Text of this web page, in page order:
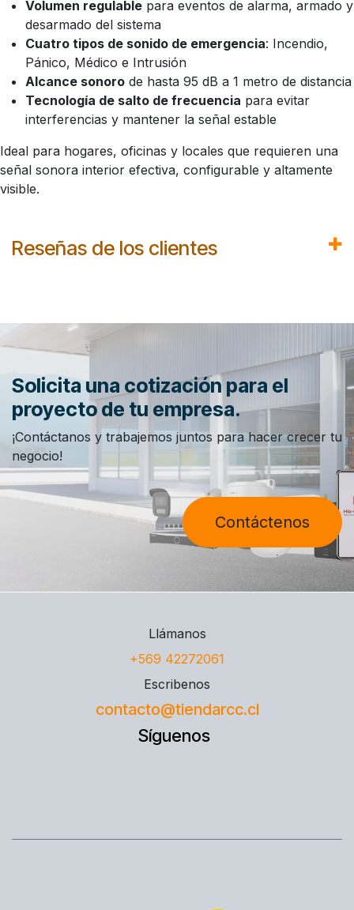
Volumen regulable para eventos de alarma, armado y
desarmado del sistema
Cuatro tipos de sonido de emergencia: Incendio,
Pánico, Médico e Intrusión
Alcance sonoro de hasta 95 dB a 1 metro de distancia
Tecnología de salto de frecuencia para evitar
interferencias y mantener la señal estable
Ideal para hogares, oficinas y locales que requieren una
señal sonora interior efectiva, configurable y altamente
visible.
Reseñas de los clientes
Solicita una cotización para el
proyecto de tu empresa.
¡Contáctanos y trabajemos juntos para hacer crecer tu
negocio!
Contáctenos
Llámanos
+569 42272061
Escribenos
contacto@tiendarcc.cl
Síguenos